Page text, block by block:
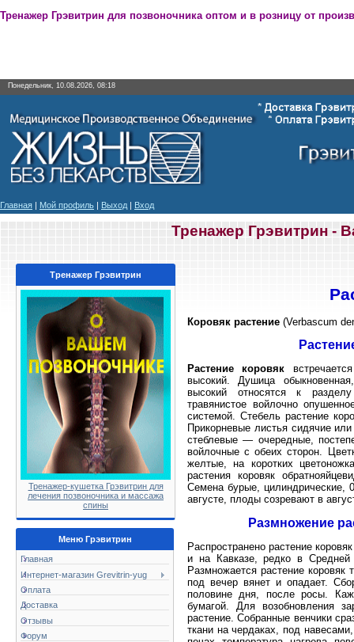
Тренажер Грэвитрин для позвоночника оптом и в розницу от
Понедельник, 10.08.2026, 08:18
Главная | Мой профиль | Выход | Вход
Тренажер Грэвитрин -
Тренажер Грэвитрин
Тренажер-кушетка Грэвитрин для
лечения позвоночника и массажа
спины
Меню Грэвитрин
Главная
Интернет-магазин Grevitrin-yug
Оплата
Доставка
Отзывы
Форум
Коровяк растение (Verbascum
Растение коровяк
высокий. Душица
высокий относятся к
травянистое войлочно
системой. Стебель растение
Прикорневые листья сидячие
стеблевые — очередные,
войлочные с обеих сторон.
желтые, на коротких
растения коровяк
Семена бурые,
августе, плоды созревают в
Размножение
Распространено растение
и на Кавказе, редко в
Размножается растение
под вечер вянет и опадает.
половине дня, после росы.
бумагой. Для возобновления
растение. Собранные венчики
ткани на чердаках, под